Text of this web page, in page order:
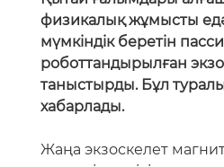
арттырады. Агенттіктің
жаңалықты Қытай
технология
профессоры Сунь
ететін зерттеу тобы
«Келесі кезеңде